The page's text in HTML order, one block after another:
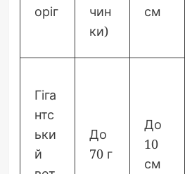
оріг
чин
ки)
см
Гіга
нтс
ьки
й
До
70 г
До
10
см